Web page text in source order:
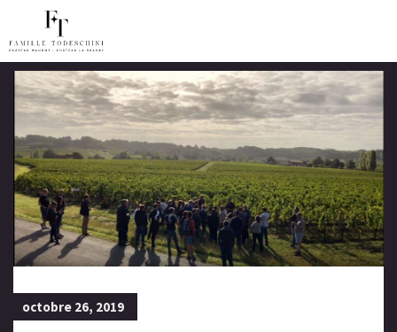
octobre 26, 2019